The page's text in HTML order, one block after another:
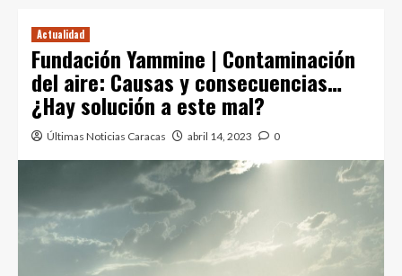
Actualidad
Fundación Yammine | Contaminación
del aire: Causas y consecuencias…
¿Hay solución a este mal?
Últimas Noticias Caracas abril 14, 2023 0